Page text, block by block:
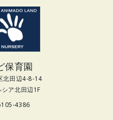
保育園
北田辺4-8-14
田辺1F
4386